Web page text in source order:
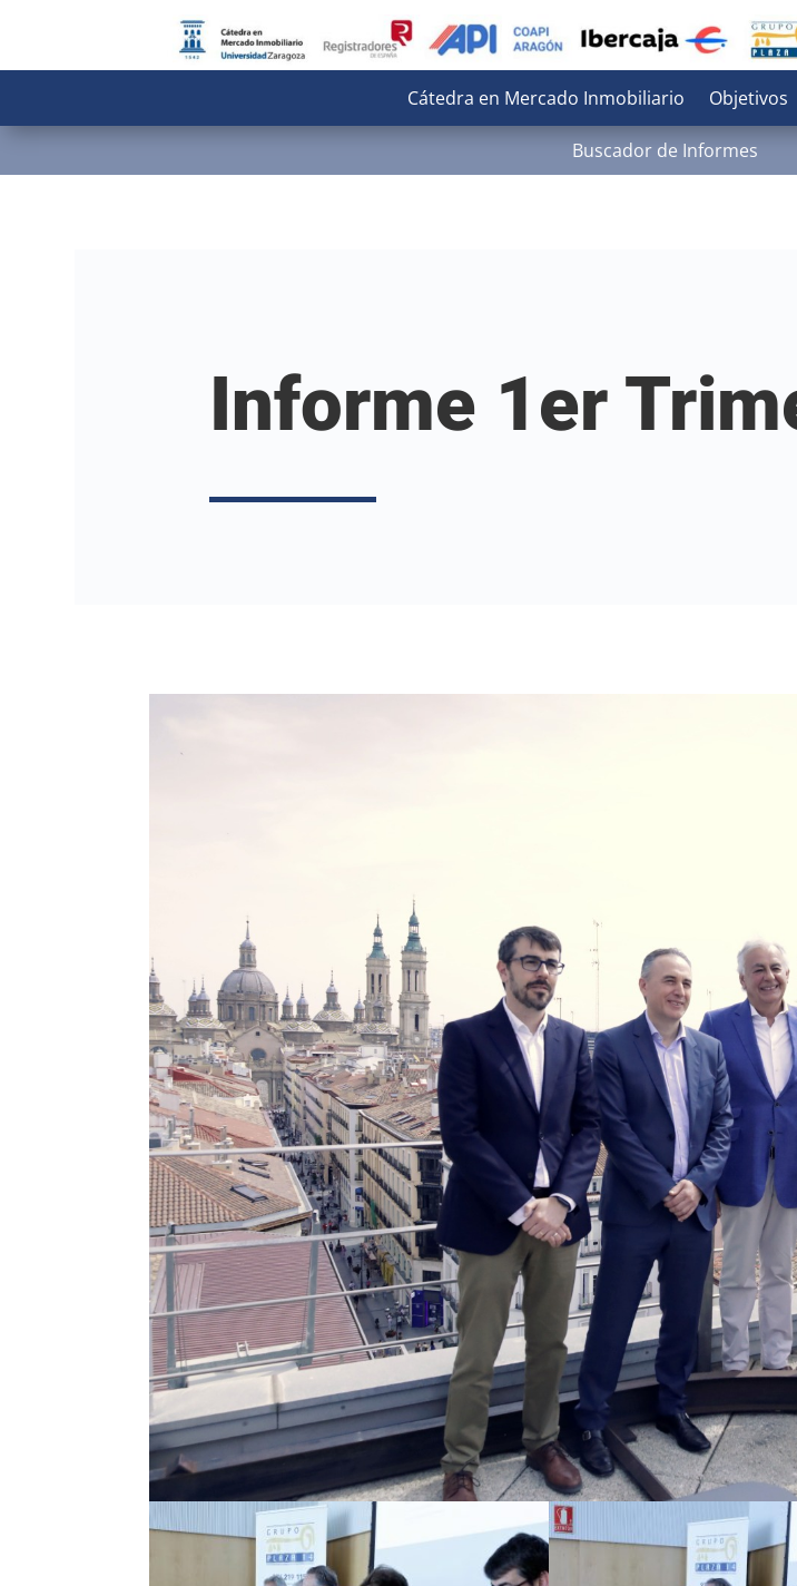
Cátedra en Mercado Inmobiliario Objetivos
Buscador de Informes
Informe 1er